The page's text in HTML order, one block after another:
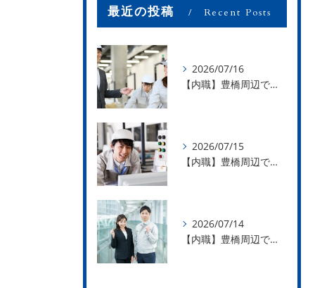
最近の投稿 Recent Posts
2026/07/16
【内職】豊橋周辺で内職のお仕事を探している方募集中！【お仕事の内容】
2026/07/15
【内職】豊橋周辺で内職のお仕事を探している方募集中！【急な学級閉鎖も安心】
2026/07/14
【内職】豊橋周辺で内職のお仕事を探している方募集中！【内職さまのお声②】